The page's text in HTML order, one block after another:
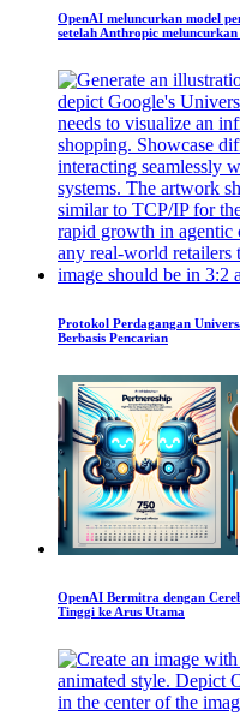
OpenAI meluncurkan model
setelah Anthropic
Protokol Perdagangan
Berbasis Pencarian
OpenAI Bermitra dengan
Tinggi ke Arus Utama